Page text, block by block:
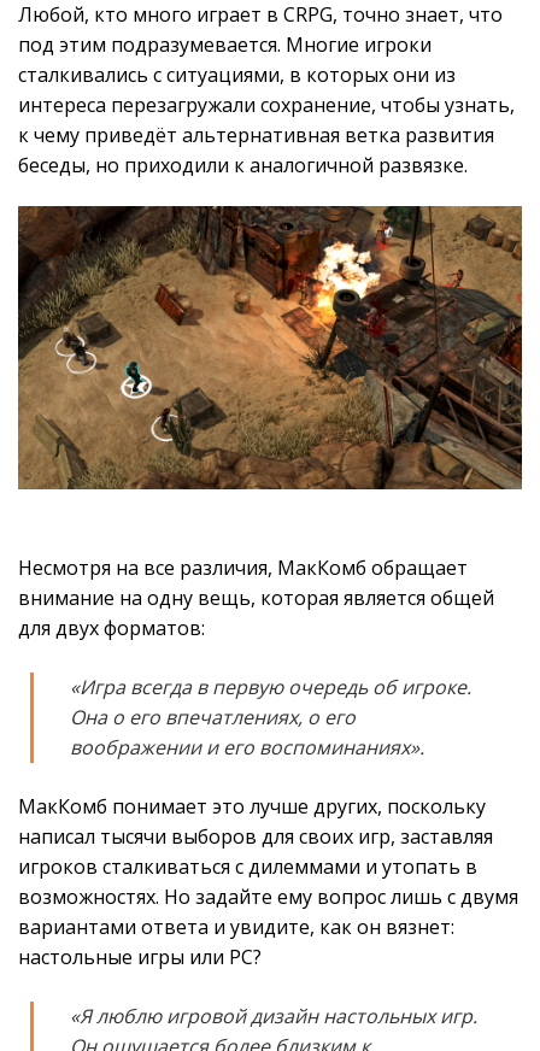
Любой, кто много играет в CRPG, точно знает, что
под этим подразумевается. Многие игроки
сталкивались с ситуациями, в которых они из
интереса перезагружали сохранение, чтобы узнать,
к чему приведёт альтернативная ветка развития
беседы, но приходили к аналогичной развязке.
Несмотря на все различия, МакКомб обращает
внимание на одну вещь, которая является общей
для двух форматов:
«Игра всегда в первую очередь об игроке.
Она о его впечатлениях, о его
воображении и его воспоминаниях».
МакКомб понимает это лучше других, поскольку
написал тысячи выборов для своих игр, заставляя
игроков сталкиваться с дилеммами и утопать в
возможностях. Но задайте ему вопрос лишь с двумя
вариантами ответа и увидите, как он вязнет:
настольные игры или PC?
«Я люблю игровой дизайн настольных игр.